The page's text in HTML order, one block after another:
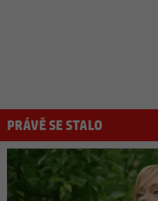
PRÁVĚ SE STALO